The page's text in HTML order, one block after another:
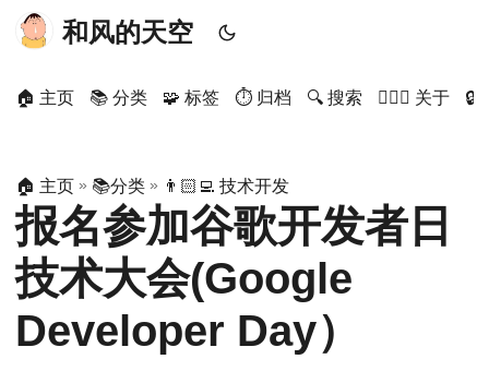
和风的天空
🏠 主页 📚 分类 🧩 标签 ⏱ 归档 🔍 搜索 🙋🏻‍♂️ 关于 🔒
🏠 主页 » 📚分类 » 👨🏻‍💻 技术开发
报名参加谷歌开发者日
技术大会(Google
Developer Day）